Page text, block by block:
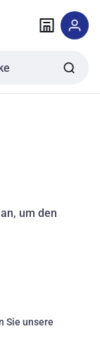
um den
Sie unsere